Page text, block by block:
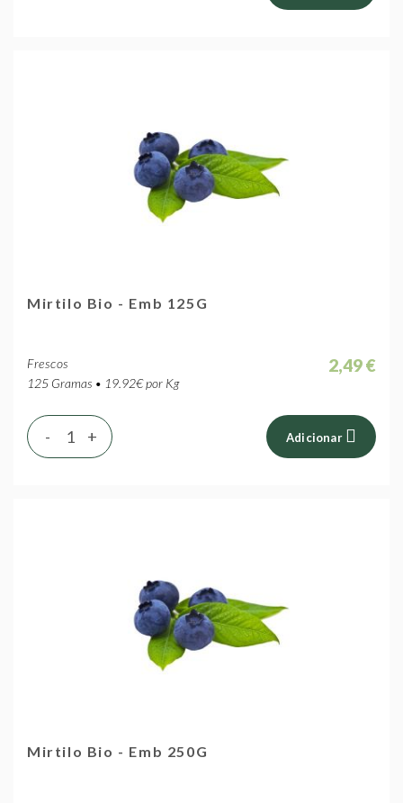
Mirtilo Bio - Emb 125G
Frescos
125 Gramas • 19.92€ por Kg
2,49 €
+
- Adicionar
Mirtilo Bio - Emb 250G